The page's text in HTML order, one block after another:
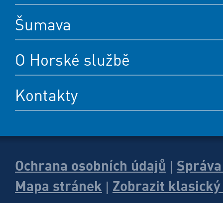
Šumava
O Horské službě
Kontakty
Ochrana osobních údajů
Mapa stránek
Zobrazit